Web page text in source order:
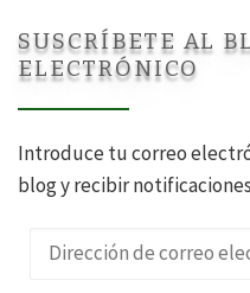
SUSCRÍBETE AL
ELECTRÓNICO
Introduce tu correo
blog y recibir
Dirección de correo